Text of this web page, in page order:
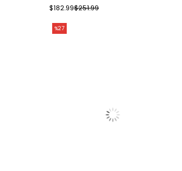
$182.99$251.99
%27